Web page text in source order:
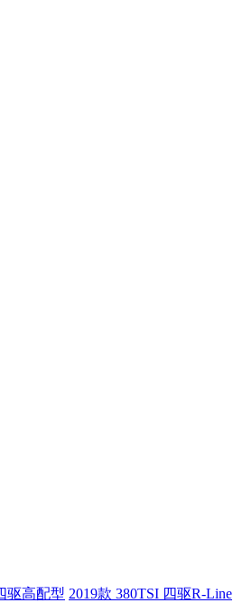
驱高配型 2019款 380TSI 四驱R-Line